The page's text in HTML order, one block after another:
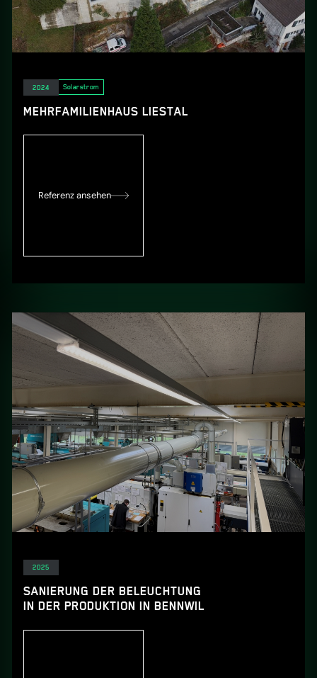
Elektro Solarstrom
MEHRFAMILIENHAUS LIESTAL
Referenz ansehen
2024
Elektro
SANIERUNG DER BELEUCHTUNG
IN DER PRODUKTION IN BENNWIL
2025